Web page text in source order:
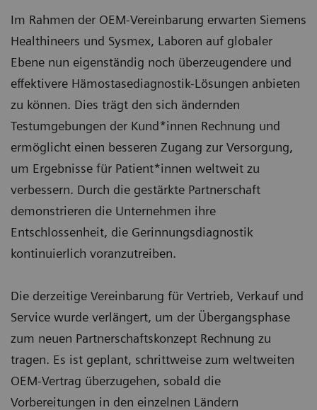
Im Rahmen der OEM-Vereinbarung erwarten Siemens
Healthineers und Sysmex, Laboren auf globaler
Ebene nun eigenständig noch überzeugendere und
effektivere Hämostasediagnostik-Lösungen anbieten
zu können. Dies trägt den sich ändernden
Testumgebungen der Kund*innen Rechnung und
ermöglicht einen besseren Zugang zur Versorgung,
um Ergebnisse für Patient*innen weltweit zu
verbessern. Durch die gestärkte Partnerschaft
demonstrieren die Unternehmen ihre
Entschlossenheit, die Gerinnungsdiagnostik
kontinuierlich voranzutreiben.
Die derzeitige Vereinbarung für Vertrieb, Verkauf und
Service wurde verlängert, um der Übergangsphase
zum neuen Partnerschaftskonzept Rechnung zu
tragen. Es ist geplant, schrittweise zum weltweiten
OEM-Vertrag überzugehen, sobald die
Vorbereitungen in den einzelnen Ländern